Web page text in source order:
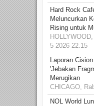
Hard Rock
Meluncurkan
Rising untuk
5 2026 22.15
Laporan
'Jebakan
Merugikan
CHICAGO,
NOL World